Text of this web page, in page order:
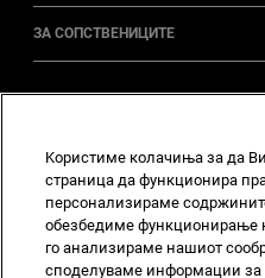
ЗА СОПСТВЕНИЦИТЕ
Instagram
Facebook
YouTube
Дома Политика за
Kористиме колачиња за да
страница да функционира
персонализираме
обезбедиме функционирање
го анализираме нашиот
споделуваме информации за